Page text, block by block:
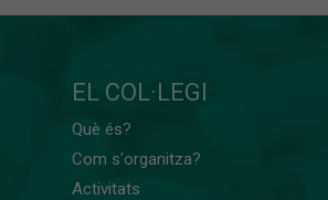
EL COL·LEGI
Què és?
Com s'organitza?
Activitats